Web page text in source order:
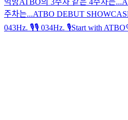
주차는...ATBO DEBUT
043Hz. 🎙🎙 034Hz. 🎙Start with